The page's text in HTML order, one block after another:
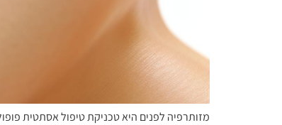
מזותרפיה לפנים היא טכניקת טיפול אסתטית